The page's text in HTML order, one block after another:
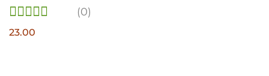
(0)
23.00